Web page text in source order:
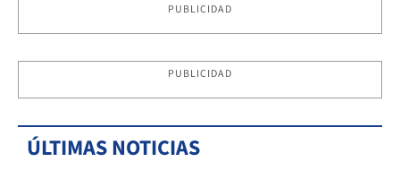
PUBLICIDAD
PUBLICIDAD
ÚLTIMAS NOTICIAS